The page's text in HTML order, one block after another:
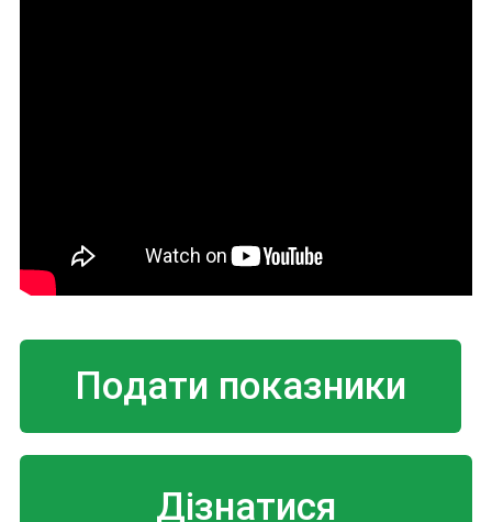
Подати показники
Дізнатися